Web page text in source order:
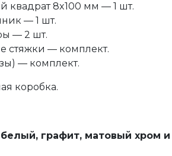
квадрат 8x100 мм — 1 шт.
— 1 шт.
— 2 шт.
стяжки — комплект.
— комплект.
коробка.
белый, графит, матовый хром и